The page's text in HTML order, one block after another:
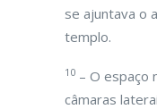
se ajuntava o
templo.
10 – O espaço
câmaras